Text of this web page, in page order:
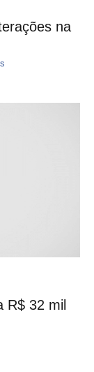
na
R$ 32 mil